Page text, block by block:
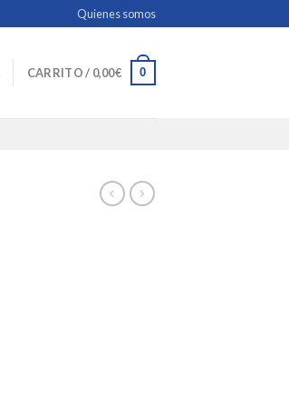
Quienes somos
CARRITO / 0,00€ 0